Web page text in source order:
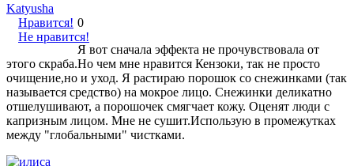
Katyusha
Нравится!
Не нравится!
0
Я вот сначала эффекта не прочувствовала от
этого скраба.Но чем мне нравится Кензоки, так не просто
очищение,но и уход. Я растираю порошок со снежинками (так
называется средство) на мокрое лицо. Снежинки деликатно
отшелушивают, а порошочек смягчает кожу. Оценят люди с
капризным лицом. Мне не сушит.Использую в промежутках
между "глобальными" чистками.